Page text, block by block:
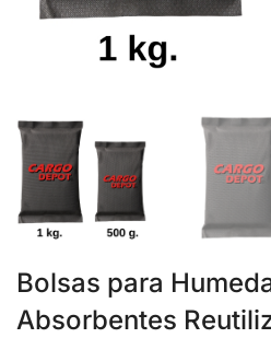
Bolsas para
Absorbentes